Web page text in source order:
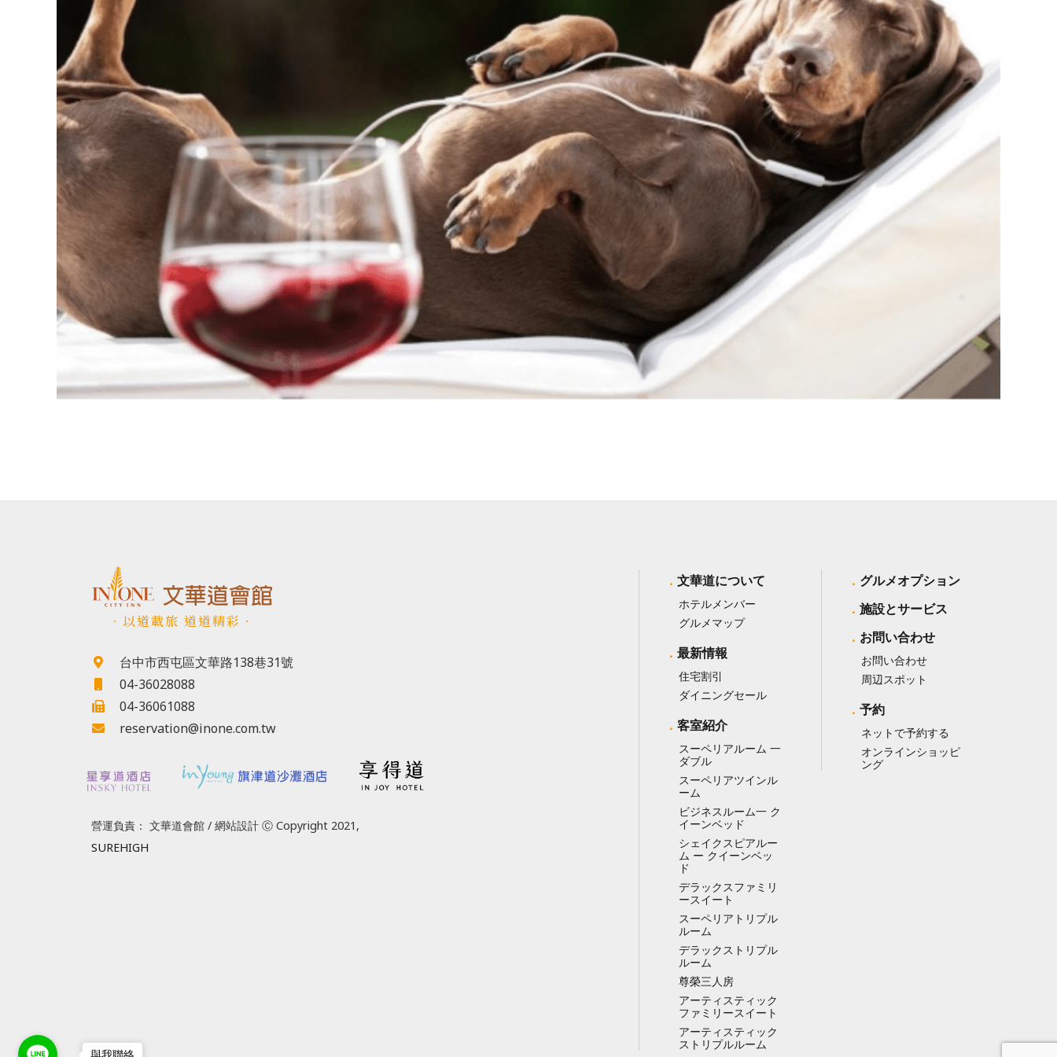
．以道載旅 道道精彩．
台中市西屯區文華路138巷31號
04-36028088
04-36061088
reservation@inone.com.tw
營運負責： 文華道會館 / 網站設計 Ⓒ Copyright 2021,
SUREHIGH
文華道について
ホテルメンバー
グルメマップ
最新情報
住宅割引
ダイニングセール
客室紹介
スーペリアルーム 一
ダブル
スーペリアツインル
ーム
ビジネスルーム一 ク
イーンベッド
シェイクスピアルー
ム ー クイーンベッ
ド
デラックスファミリ
ースイート
スーペリアトリプル
ルーム
デラックストリプル
ルーム
尊榮三人房
アーティスティック
ファミリースイート
アーティスティック
ストリプルルーム
グルメオプション
施設とサービス
お問い合わせ
お問い合わせ
周辺スポット
予約
ネットで予約する
オンラインショッピ
ング